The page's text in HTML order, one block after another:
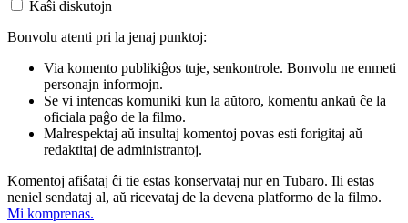
Kaŝi diskutojn
Bonvolu atenti pri la jenaj punktoj:
Via komento publikiĝos tuje, senkontrole. Bonvolu ne enmeti
personajn informojn.
Se vi intencas komuniki kun la aŭtoro, komentu ankaŭ ĉe la
oficiala paĝo de la filmo.
Malrespektaj aŭ insultaj komentoj povas esti forigitaj aŭ
redaktitaj de administrantoj.
Komentoj afiŝataj ĉi tie estas konservataj nur en Tubaro. Ili estas
neniel sendataj al, aŭ ricevataj de la devena platformo de la filmo.
Mi komprenas.